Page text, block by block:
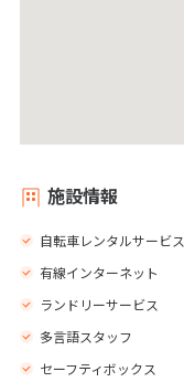
施設情報
自転車レンタルサービス
有線インターネット
ランドリーサービス
多言語スタッフ
セーフティボックス